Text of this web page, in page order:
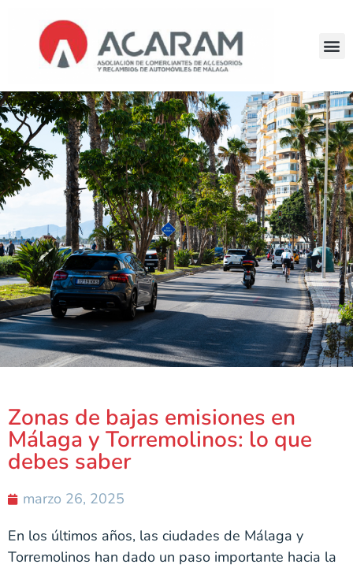
Zonas de bajas emisiones en
Málaga y Torremolinos: lo que
debes saber
marzo 26, 2025
En los últimos años, las ciudades de Málaga y
Torremolinos han dado un paso importante hacia la